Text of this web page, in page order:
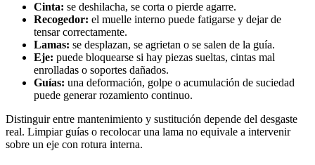
Cinta: se deshilacha, se corta o pierde agarre.
Recogedor: el muelle interno puede fatigarse y dejar de
tensar correctamente.
Lamas: se desplazan, se agrietan o se salen de la guía.
Eje: puede bloquearse si hay piezas sueltas, cintas mal
enrolladas o soportes dañados.
Guías: una deformación, golpe o acumulación de suciedad
puede generar rozamiento continuo.
Distinguir entre mantenimiento y sustitución depende del desgaste
real. Limpiar guías o recolocar una lama no equivale a intervenir
sobre un eje con rotura interna.